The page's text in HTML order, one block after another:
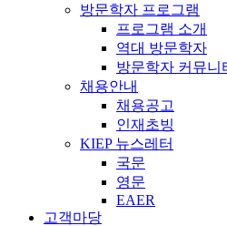
방문학자 프로그램
프로그램 소개
역대 방문학자
방문학자 커뮤니
채용안내
채용공고
인재초빙
KIEP 뉴스레터
국문
영문
EAER
고객마당